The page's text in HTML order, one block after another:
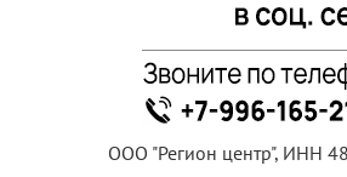
ООО "Регион центр", ИНН